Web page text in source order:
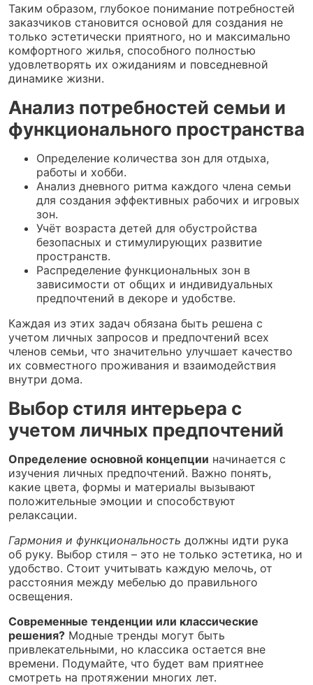
Таким образом, глубокое понимание потребностей
заказчиков становится основой для создания не
только эстетически приятного, но и максимально
комфортного жилья, способного полностью
удовлетворять их ожиданиям и повседневной
динамике жизни.
Анализ потребностей семьи и
функционального пространства
Определение количества зон для отдыха,
работы и хобби.
Анализ дневного ритма каждого члена семьи
для создания эффективных рабочих и игровых
зон.
Учёт возраста детей для обустройства
безопасных и стимулирующих развитие
пространств.
Распределение функциональных зон в
зависимости от общих и индивидуальных
предпочтений в декоре и удобстве.
Каждая из этих задач обязана быть решена с
учетом личных запросов и предпочтений всех
членов семьи, что значительно улучшает качество
их совместного проживания и взаимодействия
внутри дома.
Выбор стиля интерьера с
учетом личных предпочтений
Определение основной концепции начинается с
изучения личных предпочтений. Важно понять,
какие цвета, формы и материалы вызывают
положительные эмоции и способствуют
релаксации.
Гармония и функциональность должны идти рука
об руку. Выбор стиля – это не только эстетика, но и
удобство. Стоит учитывать каждую мелочь, от
расстояния между мебелью до правильного
освещения.
Современные тенденции или классические
решения? Модные тренды могут быть
привлекательными, но классика остается вне
времени. Подумайте, что будет вам приятнее
смотреть на протяжении многих лет.